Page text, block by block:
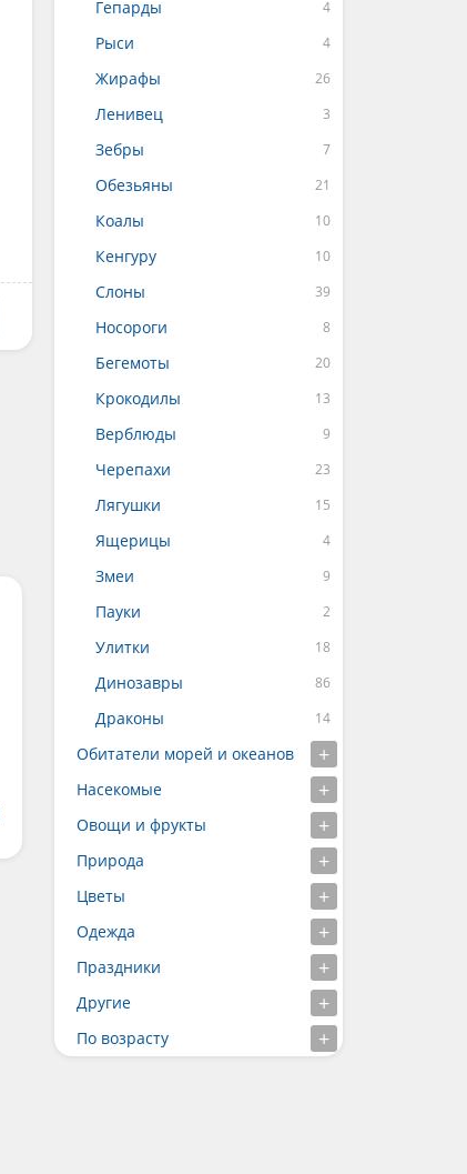
Гепарды
Рыси
Жирафы
Ленивец
Зебры
Обезьяны
Коалы
Кенгуру
Слоны
Носороги
Бегемоты
Крокодилы
Верблюды
Черепахи
Лягушки
Ящерицы
Змеи
Пауки
Улитки
Динозавры
Драконы
Обитатели морей и океанов
Насекомые
Овощи и фрукты
Природа
Цветы
Одежда
Праздники
Другие
По возрасту